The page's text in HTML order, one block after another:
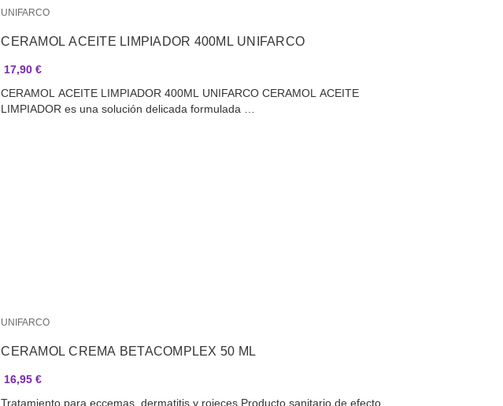
UNIFARCO
CERAMOL ACEITE LIMPIADOR 400ML UNIFARCO
17,90 €
CERAMOL ACEITE LIMPIADOR 400ML UNIFARCO CERAMOL ACEITE
LIMPIADOR es una solución delicada formulada …
UNIFARCO
CERAMOL CREMA BETACOMPLEX 50 ML
16,95 €
​​​Tratamiento ​para eccemas, dermatitis y rojeces​​​ Producto sanitario de efecto